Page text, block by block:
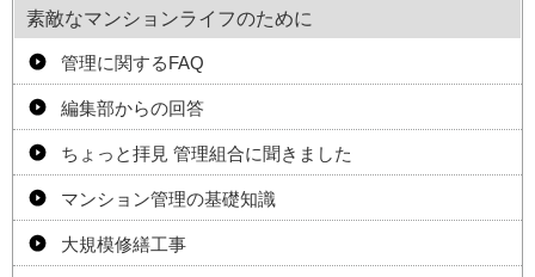
素敵なマンションライフのために
管理に関するFAQ
編集部からの回答
ちょっと拝見 管理組合に聞きました
マンション管理の基礎知識
大規模修繕工事